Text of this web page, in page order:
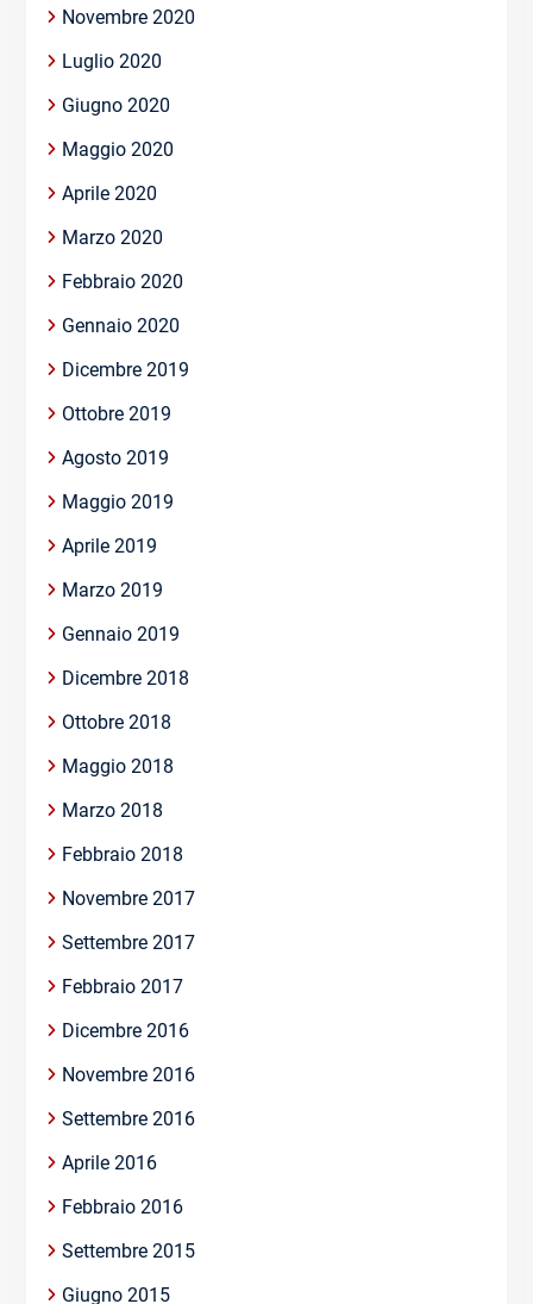
Novembre 2020
Luglio 2020
Giugno 2020
Maggio 2020
Aprile 2020
Marzo 2020
Febbraio 2020
Gennaio 2020
Dicembre 2019
Ottobre 2019
Agosto 2019
Maggio 2019
Aprile 2019
Marzo 2019
Gennaio 2019
Dicembre 2018
Ottobre 2018
Maggio 2018
Marzo 2018
Febbraio 2018
Novembre 2017
Settembre 2017
Febbraio 2017
Dicembre 2016
Novembre 2016
Settembre 2016
Aprile 2016
Febbraio 2016
Settembre 2015
Giugno 2015